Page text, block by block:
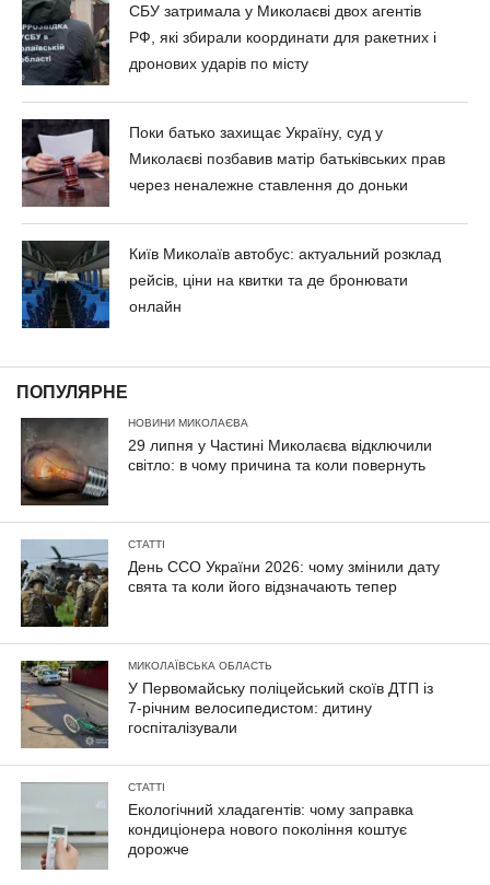
СБУ затримала у Миколаєві двох агентів
РФ, які збирали координати для ракетних і
дронових ударів по місту
Поки батько захищає Україну, суд у
Миколаєві позбавив матір батьківських прав
через неналежне ставлення до доньки
Київ Миколаїв автобус: актуальний розклад
рейсів, ціни на квитки та де бронювати
онлайн
ПОПУЛЯРНЕ
НОВИНИ МИКОЛАЄВА
29 липня у Частині Миколаєва відключили
світло: в чому причина та коли повернуть
СТАТТІ
День ССО України 2026: чому змінили дату
свята та коли його відзначають тепер
МИКОЛАЇВСЬКА ОБЛАСТЬ
У Первомайську поліцейський скоїв ДТП із
7-річним велосипедистом: дитину
госпіталізували
СТАТТІ
Екологічний хладагентів: чому заправка
кондиціонера нового покоління коштує
дорожче